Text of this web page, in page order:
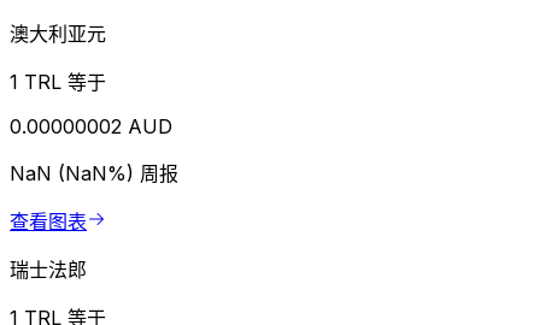
澳大利亚元
1 TRL 等于
0.00000002 AUD
NaN (NaN%) 周报
查看图表
瑞士法郎
1 TRL 等于